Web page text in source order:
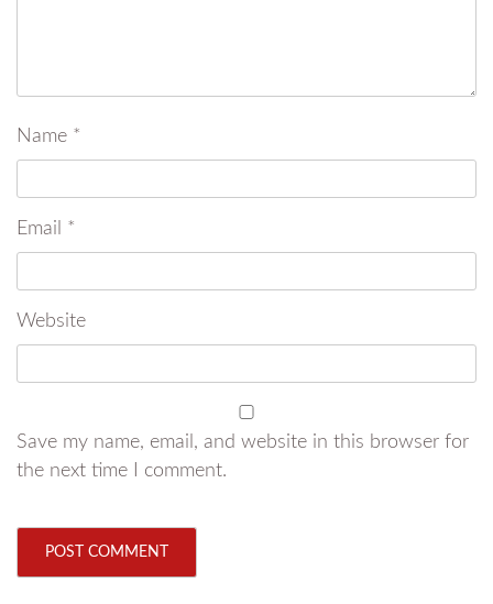
Name *
Email *
Website
Save my name, email, and website in this browser for
the next time I comment.